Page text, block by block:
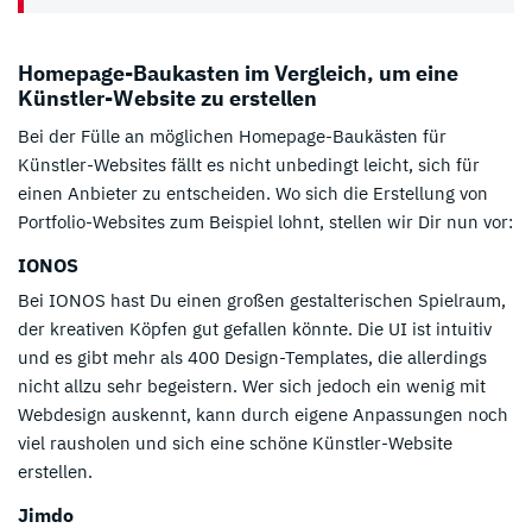
Homepage-Baukasten im Vergleich, um eine
Künstler-Website zu erstellen
Bei der Fülle an möglichen Homepage-Baukästen für
Künstler-Websites fällt es nicht unbedingt leicht, sich für
einen Anbieter zu entscheiden. Wo sich die Erstellung von
Portfolio-Websites zum Beispiel lohnt, stellen wir Dir nun vor:
IONOS
Bei IONOS hast Du einen großen gestalterischen Spielraum,
der kreativen Köpfen gut gefallen könnte. Die UI ist intuitiv
und es gibt mehr als 400 Design-Templates, die allerdings
nicht allzu sehr begeistern. Wer sich jedoch ein wenig mit
Webdesign auskennt, kann durch eigene Anpassungen noch
viel rausholen und sich eine schöne Künstler-Website
erstellen.
Jimdo